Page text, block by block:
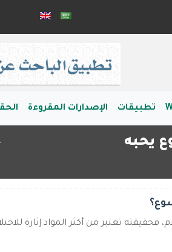
تطبيقات الإصدارات المقروءة
يحبه
تعتبر من أكثر المواد إثارة